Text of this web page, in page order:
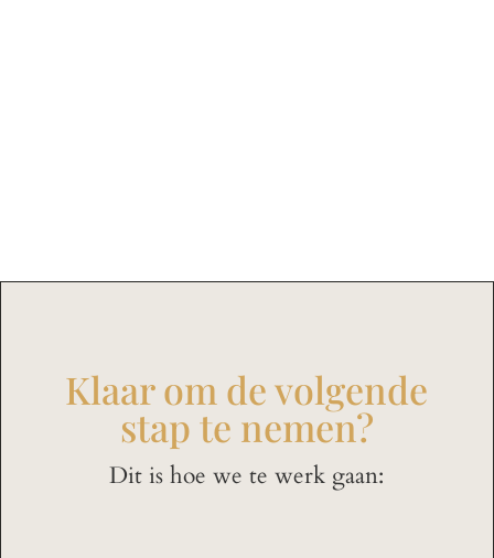
Klaar om de volgende
stap te nemen?
Dit is hoe we te werk gaan: